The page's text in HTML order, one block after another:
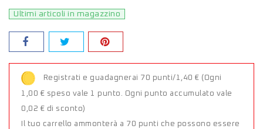
Ultimi articoli in magazzino
Registrati e guadagnerai 70 punti/1,40 € (Ogni
1,00 € speso vale 1 punto. Ogni punto accumulato vale
0,02 € di sconto)
Il tuo carrello ammonterà a 70 punti che possono essere